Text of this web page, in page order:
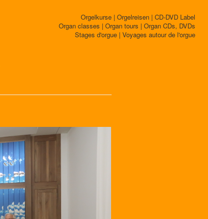
Orgelkurse | Orgelreisen | CD-DVD Label
Organ classes | Organ tours | Organ CDs, DVDs
Stages d'orgue | Voyages autour de l'orgue